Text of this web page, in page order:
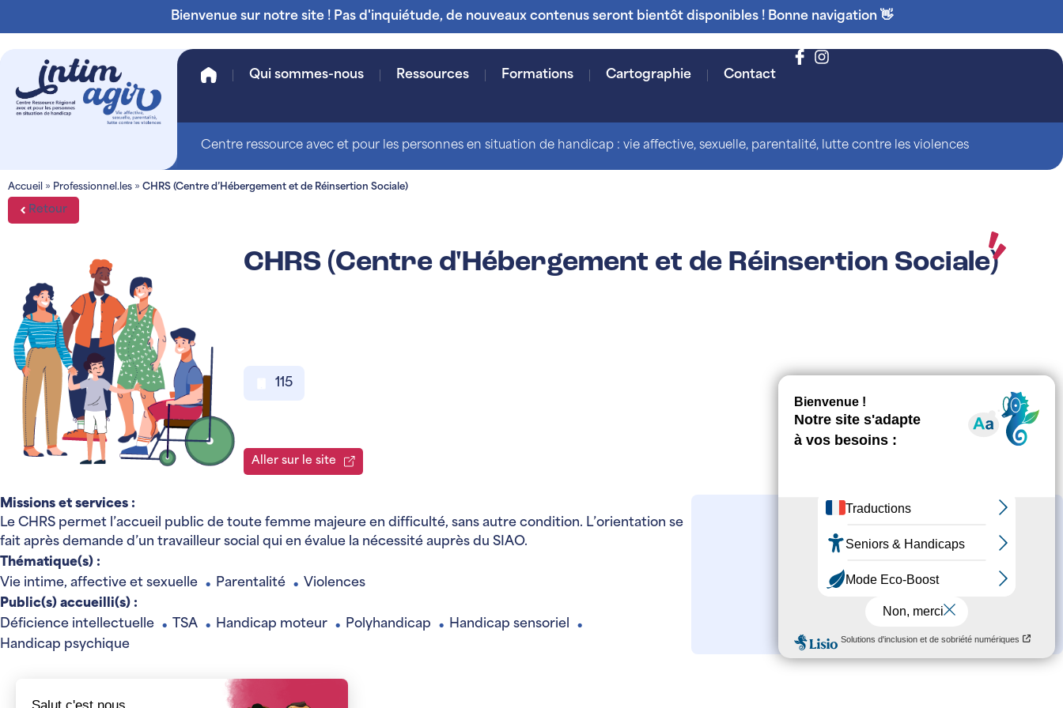
Bienvenue sur notre site ! Pas d'inquiétude, de nouveaux contenus seront bientôt disponibles ! Bonne navigation 👋
Qui sommes-nous Ressources Formations Cartographie Contact
Centre ressource avec et pour les personnes en situation de handicap : vie affective, sexuelle, parentalité, lutte contre les violences
Accueil » Professionnel.les » CHRS (Centre d’Hébergement et de Réinsertion Sociale)
Retour
CHRS (Centre d'Hébergement et de Réinsertion Sociale)
115
Aller sur le site
Missions et services :
Le CHRS permet l’accueil public de toute femme majeure en difficulté, sans autre condition. L’orientation se
fait après demande d’un travailleur social qui en évalue la nécessité auprès du SIAO.
Thématique(s) :
Vie intime, affective et sexuelle
● Parentalité ●
Violences
Public(s) accueilli(s) :
Déficience intellectuelle
● TSA ● Handicap moteur ● Polyhandicap ● Handicap sensoriel ●
Handicap psychique